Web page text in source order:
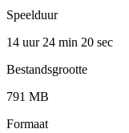
Speelduur
14 uur 24 min 20 sec
Bestandsgrootte
791 MB
Formaat